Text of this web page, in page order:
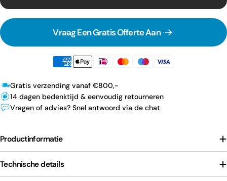
Vraag Een Gratis Offerte Aan
Gratis verzending vanaf €800,-
14 dagen bedenktijd & eenvoudig retourneren
Vragen of advies? Snel antwoord via de chat
Productinformatie
Technische details